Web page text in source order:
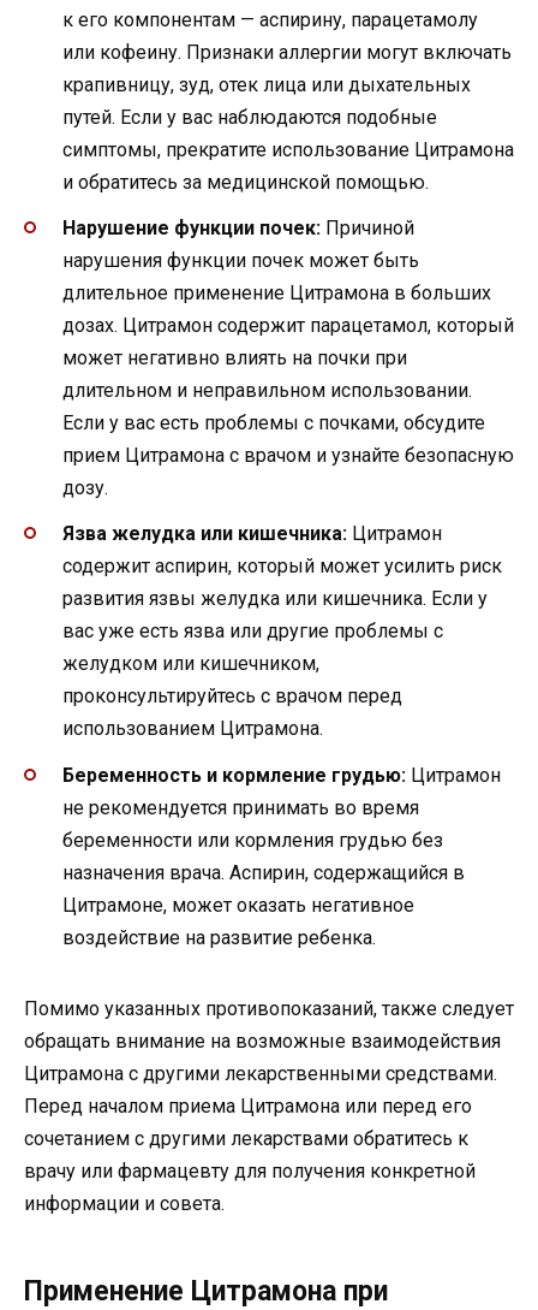
к его компонентам — аспирину, парацетамолу
или кофеину. Признаки аллергии могут включать
крапивницу, зуд, отек лица или дыхательных
путей. Если у вас наблюдаются подобные
симптомы, прекратите использование Цитрамона
и обратитесь за медицинской помощью.
Нарушение функции почек: Причиной
нарушения функции почек может быть
длительное применение Цитрамона в больших
дозах. Цитрамон содержит парацетамол, который
может негативно влиять на почки при
длительном и неправильном использовании.
Если у вас есть проблемы с почками, обсудите
прием Цитрамона с врачом и узнайте безопасную
дозу.
Язва желудка или кишечника: Цитрамон
содержит аспирин, который может усилить риск
развития язвы желудка или кишечника. Если у
вас уже есть язва или другие проблемы с
желудком или кишечником,
проконсультируйтесь с врачом перед
использованием Цитрамона.
Беременность и кормление грудью: Цитрамон
не рекомендуется принимать во время
беременности или кормления грудью без
назначения врача. Аспирин, содержащийся в
Цитрамоне, может оказать негативное
воздействие на развитие ребенка.
Помимо указанных противопоказаний, также следует
обращать внимание на возможные взаимодействия
Цитрамона с другими лекарственными средствами.
Перед началом приема Цитрамона или перед его
сочетанием с другими лекарствами обратитесь к
врачу или фармацевту для получения конкретной
информации и совета.
Применение Цитрамона при